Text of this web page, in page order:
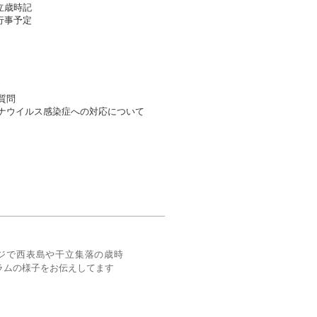
歳時記
事予定​
問
ウイルス感染症への対応について
で西表島や干立集落の歳時
ムの様子をお伝えしてます